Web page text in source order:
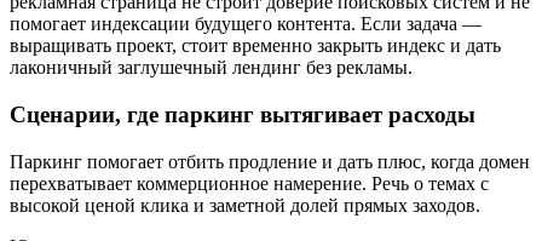
помогает индексации будущего контента. Если задача —
выращивать проект, стоит временно закрыть индекс и дать
лаконичный заглушечный лендинг без рекламы.
Сценарии, где паркинг вытягивает расходы
Паркинг помогает отбить продление и дать плюс, когда домен
перехватывает коммерционное намерение. Речь о темах с
высокой ценой клика и заметной долей прямых заходов.